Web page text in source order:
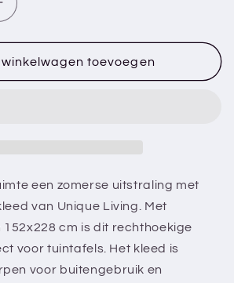
Amira
Voor
Zomers
toevoegen
een zomerse uitstraling met
van Unique Living. Met
cm is dit rechthoekige
voor tuintafels. Het kleed is
voor buitengebruik en